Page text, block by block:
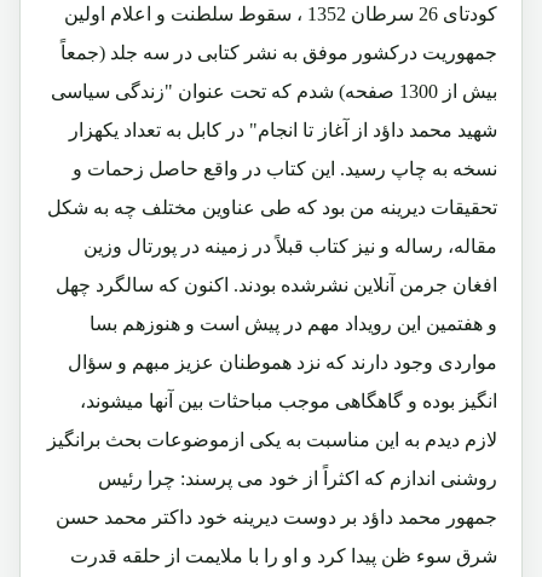
کودتای 26 سرطان 1352 ، سقوط سلطنت و اعلام اولین
جمهوریت درکشور موفق به نشر کتابی در سه جلد (جمعاً
بیش از 1300 صفحه) شدم که تحت عنوان "زندگی سیاسی
شهید محمد داؤد از آغاز تا انجام" در کابل به تعداد یکهزار
نسخه به چاپ رسید. این کتاب در واقع حاصل زحمات و
تحقیقات دیرینه من بود که طی عناوین مختلف چه به شکل
مقاله، رساله و نیز کتاب قبلاً در زمینه در پورتال وزین
افغان جرمن آنلاین نشرشده بودند. اکنون که سالگرد چهل
و هفتمین این رویداد مهم در پیش است و هنوزهم بسا
مواردی وجود دارند که نزد هموطنان عزیز مبهم و سؤال
انگیز بوده و گاهگاهی موجب مباحثات بین آنها میشوند،
لازم دیدم به این مناسبت به یکی ازموضوعات بحث برانگیز
روشنی اندازم که اکثراً از خود می پرسند: چرا رئیس
جمهور محمد داؤد بر دوست دیرینه خود داکتر محمد حسن
شرق سوء ظن پیدا کرد و او را با ملایمت از حلقه قدرت